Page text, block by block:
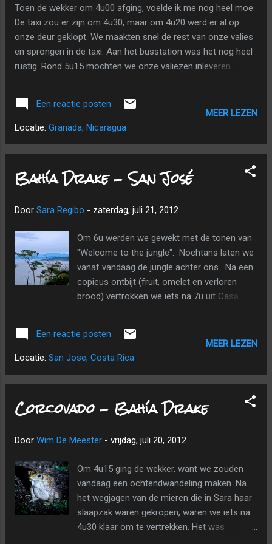
Wim moest zijn fototoestel afgeven, maar
hier geraakten we tenminste alletwee (en
met rugzak) binnen. Daarna hadden we
alweer verkoeling nodig en sprongen we nog
eens in het zwembad. We keerde nog heel
Toen de wekker om 4u00 afging, voelde ik me nog heel moe.
De taxi zou er zijn om 4u30, maar om 4u20 werd er al op
onze deur geklopt. We maakten snel de rest van onze valies
en sprongen in de taxi. Aan het busstation was het nog heel
rustig. Rond 5u15 mochten we onze valiezen inleveren.
de documenten in en al vlug zaten we op de Tica-bus, die
iets na 6u vertrok. De bus was tamelijk luxueus (niet zo
we naar een eerste film kijken : Johny English Reborn. Door
naar de film te kijken, ging de tijd een stuk sneller vooruit.
Daarna kregen we nog een tweede film, over iemand die een
grensovergang kwamen. Iedereen moest de bus uit, in de rij
papiertje af te geven en een Costa Ricaanse stempel te
krijge...
Een reactie posten
Locatie: Granada, Nicaragua
MEER LEZEN
Bahía Drake - San José
Door Sara Regibo - zaterdag, juli 21, 2012
Om 6u werden we gewekt met de tonen van
"Welcome to the jungle". Nochtans laten we
vanaf vandaag de jungle achter ons. Na een
copieus ontbijt (fruit, omelet en verloren
brood) vertrokken we iets na 7u uit Casa
Sierpe. Onze rugzakken werden aan boord
gedragen. Wij waadden op blote voetjes
neerploften, voelden we nog goed dat de trip
van gisteren erg hobbelig was. Toen we
door de mangroves voeren, zag ik een
Drake. Aangekomen in Sierpe namen we met
waar ze hun auto hadden achtergelaten.
Daar wisselden we de enorme hoeveelheid
foto's van Corcovado uit. De Duitsers waren
zo vriendelijk om ons met de auto tot in
Palmar Norte te brengen. Het lange wachten
Een reactie posten
Locatie: San Jose, Costa Rica
MEER LEZEN
Corcovado - Bahía Drake
Door Wim De Meester - vrijdag, juli 20, 2012
Om 4u15 ging de wekker, want we zouden
vandaag een ochtendwandeling maken. Na
het wegjagen van de mieren die in Sara haar
slaapzak waren gekropen, waren we iets na
4u30 klaar om te vertrekken. Het was